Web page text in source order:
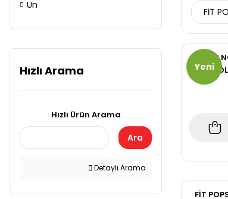
Un
Hızlı Arama
Hızlı Ürün Arama
Ara
Detaylı Arama
FİT
Yeni
MESUT
FİT